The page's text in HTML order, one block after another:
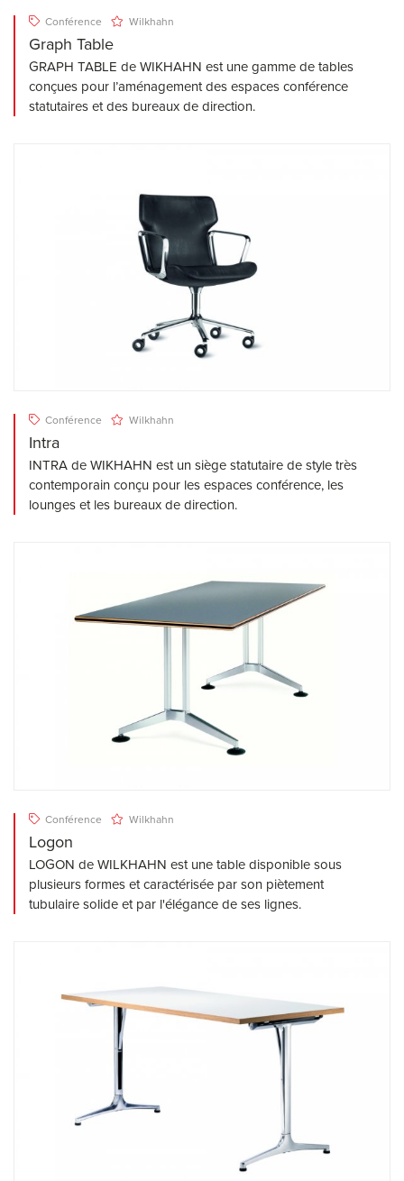
Conférence Wilkhahn
Graph Table
GRAPH TABLE de WIKHAHN est une gamme de tables
conçues pour l’aménagement des espaces conférence
statutaires et des bureaux de direction.
Conférence Wilkhahn
Intra
INTRA de WIKHAHN est un siège statutaire de style très
contemporain conçu pour les espaces conférence, les
lounges et les bureaux de direction.
Conférence Wilkhahn
Logon
LOGON de WILKHAHN est une table disponible sous
plusieurs formes et caractérisée par son piètement
tubulaire solide et par l'élégance de ses lignes.